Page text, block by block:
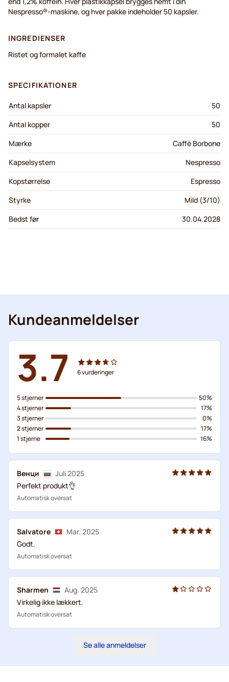
Nespresso®-maskine, og hver pakke indeholder 50 kapsler.
INGREDIENSER
Ristet og formalet kaffe
SPECIFIKATIONER
Antal kapsler
50
Antal kopper
50
Mærke
Caffè Borbone
Kapselsystem
Nespresso
Kopstørrelse
Espresso
Styrke
Mild (3/10)
Bedst før
30.04.2028
Kundeanmeldelser
3.7 6vurderinger
5 stjerner
4 stjerner
3 stjerner
2 stjerner
1 stjerne
50%
17%
0%
17%
16%
Венци
Juli 2025
Perfekt produkt👌
Automatisk oversat
Salvatore
Mar. 2025
Godt.
Automatisk oversat
Sharmen
Aug. 2025
Virkelig ikke lækkert.
Automatisk oversat
Se alle anmeldelser